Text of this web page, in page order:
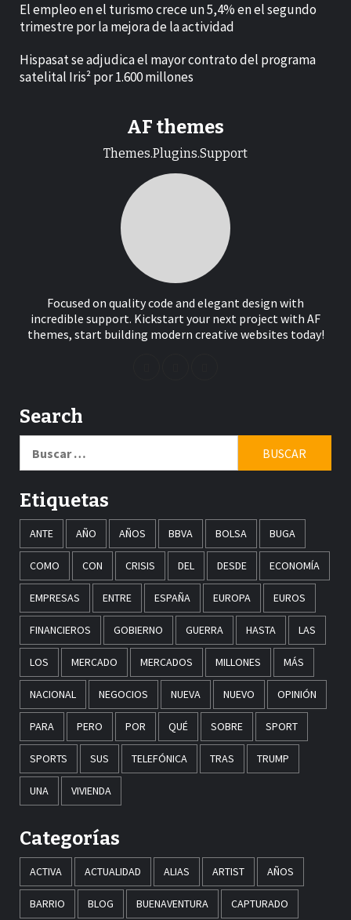
El empleo en el turismo crece un 5,4% en el segundo
trimestre por la mejora de la actividad
Hispasat se adjudica el mayor contrato del programa
satelital Iris² por 1.600 millones
AF themes
Themes.Plugins.Support
Focused on quality code and elegant design with
incredible support. Kickstart your next project with AF
themes, start building modern creative websites today!
Search
Etiquetas
ANTE AÑO AÑOS BBVA BOLSA BUGA
COMO CON CRISIS DEL DESDE ECONOMÍA
EMPRESAS ENTRE ESPAÑA EUROPA EUROS
FINANCIEROS GOBIERNO GUERRA HASTA LAS
LOS MERCADO MERCADOS MILLONES MÁS
NACIONAL NEGOCIOS NUEVA NUEVO OPINIÓN
PARA PERO POR QUÉ SOBRE SPORT
SPORTS SUS TELEFÓNICA TRAS TRUMP
UNA VIVIENDA
Categorías
ACTIVA ACTUALIDAD ALIAS ARTIST AÑOS
BARRIO BLOG BUENAVENTURA CAPTURADO